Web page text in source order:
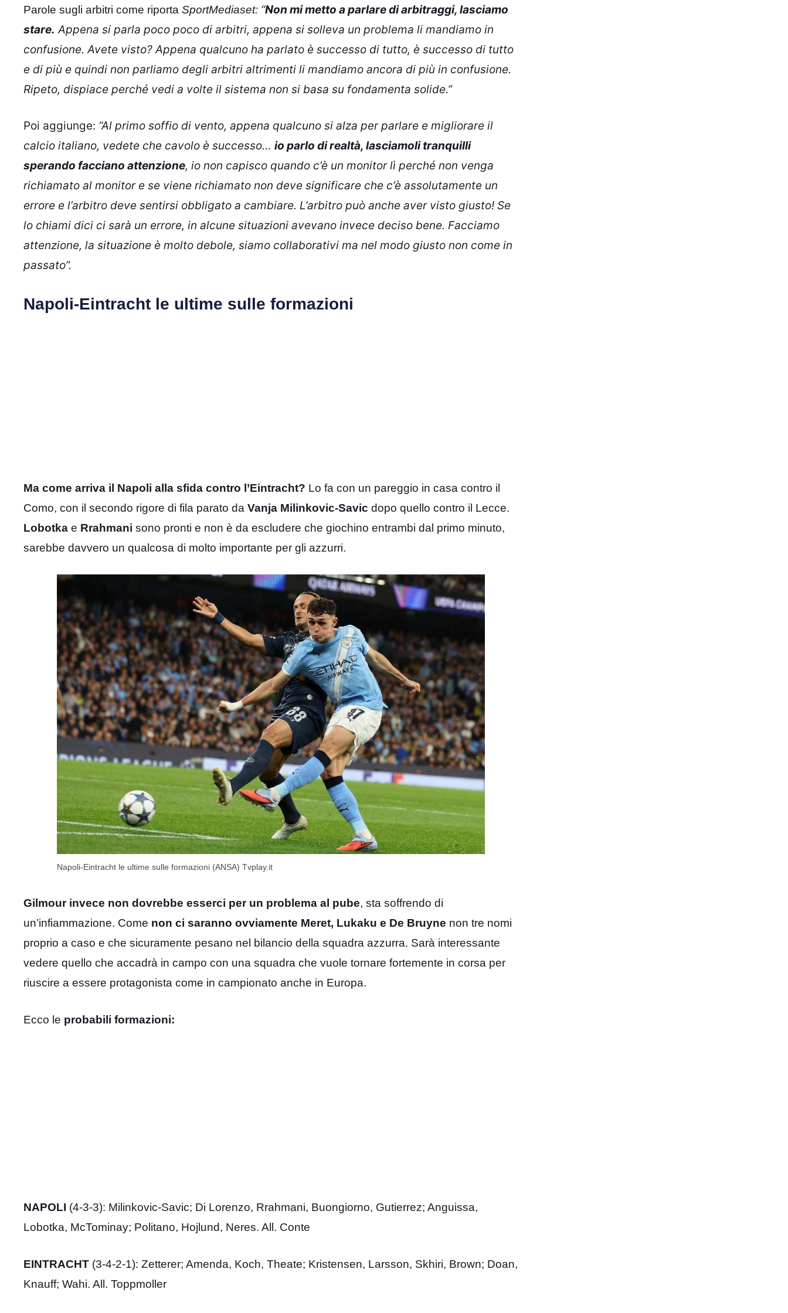
Parole sugli arbitri come riporta SportMediaset: “Non mi metto a parlare di arbitraggi, lasciamo
stare. Appena si parla poco poco di arbitri, appena si solleva un problema li mandiamo in
confusione. Avete visto? Appena qualcuno ha parlato è successo di tutto, è successo di tutto
e di più e quindi non parliamo degli arbitri altrimenti li mandiamo ancora di più in confusione.
Ripeto, dispiace perché vedi a volte il sistema non si basa su fondamenta solide.”
Poi aggiunge: “Al primo soffio di vento, appena qualcuno si alza per parlare e migliorare il
calcio italiano, vedete che cavolo è successo… io parlo di realtà, lasciamoli tranquilli
sperando facciano attenzione, io non capisco quando c’è un monitor lì perché non venga
richiamato al monitor e se viene richiamato non deve significare che c’è assolutamente un
errore e l’arbitro deve sentirsi obbligato a cambiare. L’arbitro può anche aver visto giusto! Se
lo chiami dici ci sarà un errore, in alcune situazioni avevano invece deciso bene. Facciamo
attenzione, la situazione è molto debole, siamo collaborativi ma nel modo giusto non come in
passato”.
Napoli-Eintracht le ultime sulle formazioni
Ma come arriva il Napoli alla sfida contro l’Eintracht? Lo fa con un pareggio in casa contro il
Como, con il secondo rigore di fila parato da Vanja Milinkovic-Savic dopo quello contro il Lecce.
Lobotka e Rrahmani sono pronti e non è da escludere che giochino entrambi dal primo minuto,
sarebbe davvero un qualcosa di molto importante per gli azzurri.
Napoli-Eintracht le ultime sulle formazioni (ANSA) Tvplay.it
Gilmour invece non dovrebbe esserci per un problema al pube, sta soffrendo di
un’infiammazione. Come non ci saranno ovviamente Meret, Lukaku e De Bruyne non tre nomi
proprio a caso e che sicuramente pesano nel bilancio della squadra azzurra. Sarà interessante
vedere quello che accadrà in campo con una squadra che vuole tornare fortemente in corsa per
riuscire a essere protagonista come in campionato anche in Europa.
Ecco le probabili formazioni:
NAPOLI (4-3-3): Milinkovic-Savic; Di Lorenzo, Rrahmani, Buongiorno, Gutierrez; Anguissa,
Lobotka, McTominay; Politano, Hojlund, Neres. All. Conte
EINTRACHT (3-4-2-1): Zetterer; Amenda, Koch, Theate; Kristensen, Larsson, Skhiri, Brown; Doan,
Knauff; Wahi. All. Toppmoller